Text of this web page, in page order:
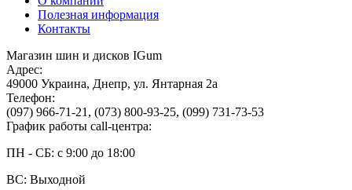
Полезная информация
Контакты
Магазин шин и дисков IGum
Адрес:
49000 Украина, Днепр, ул. Янтарная 2а
Телефон:
(097) 966-71-21 , (073) 800-93-25, (099) 731-73-53
График работы call-центра:
ПН - СБ: с 9:00 до 18:00
ВС: Выходной